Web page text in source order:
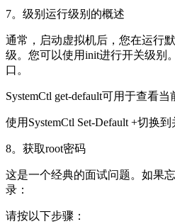
7。级别运行级别的概述
通常，启动虚拟机后，您在运行
级。您可以使用init进行开关级别
口。
SystemCtl get-default可用于查看当
使用SystemCtl Set-Default +切换到
8。获取root密码
这是一个经典的面试问题。如果
录：
请按以下步骤：